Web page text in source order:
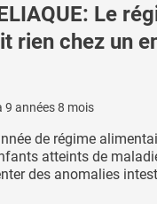
Le
rien chez un
9 années 8 mois
de régime
atteints de
des anomalies